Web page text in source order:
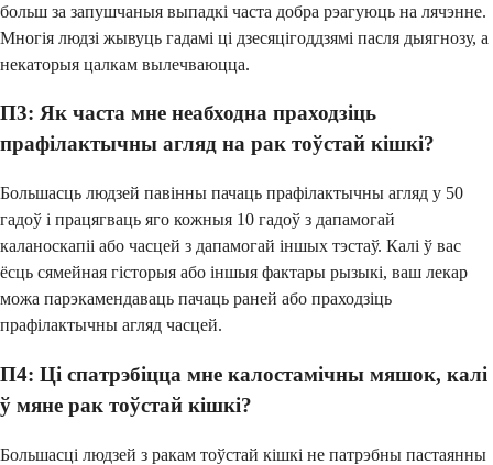
больш за запушчаныя выпадкі часта добра рэагуюць на лячэнне.
Многія людзі жывуць гадамі ці дзесяцігоддзямі пасля дыягнозу, а
некаторыя цалкам вылечваюцца.
П3: Як часта мне неабходна праходзіць
прафілактычны агляд на рак тоўстай кішкі?
Большасць людзей павінны пачаць прафілактычны агляд у 50
гадоў і працягваць яго кожныя 10 гадоў з дапамогай
каланоскапіі або часцей з дапамогай іншых тэстаў. Калі ў вас
ёсць сямейная гісторыя або іншыя фактары рызыкі, ваш лекар
можа парэкамендаваць пачаць раней або праходзіць
прафілактычны агляд часцей.
П4: Ці спатрэбіцца мне калостамічны мяшок, калі
ў мяне рак тоўстай кішкі?
Большасці людзей з ракам тоўстай кішкі не патрэбны пастаянны